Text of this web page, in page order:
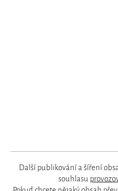
Další publikování a šíření
souhlasu